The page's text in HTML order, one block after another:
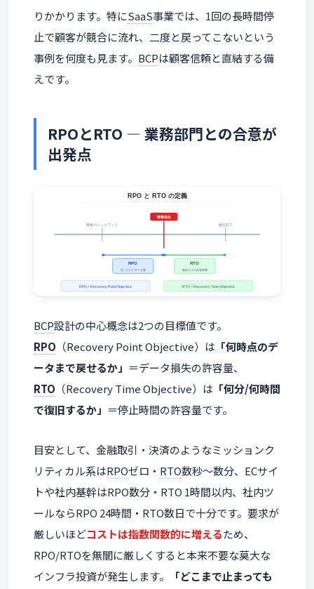
りかかります。特にSaaS事業では、1回の長時間停
止で顧客が競合に流れ、二度と戻ってこないという
事例を何度も見ます。 BCPは顧客信頼と直結する備
えです。
RPOとRTO ― 業務部門との合意が
出発点
BCP設計の中心概念は2つの目標値です。
RPO （Recovery Point Objective）は 「何時点のデ
ータまで戻せるか」 ＝データ損失の許容量、
RTO （Recovery Time Objective）は 「何分/何時間
で復旧するか」 ＝停止時間の許容量です。
目安として、金融取引・決済のようなミッションク
リティカル系はRPOゼロ・ RTO数秒〜数分、ECサイ
トや社内基幹はRPO数分・RTO 1時間以内、社内ツ
ールならRPO 24時間・RTO数日で十分です。要求が
厳しいほどコストは指数関数的に増えるため、
RPO/RTOを無闇に厳しくすると本来不要な莫大な
インフラ投資が発生します。
「どこまで止まっても